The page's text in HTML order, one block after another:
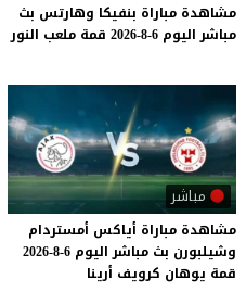
مشاهدة مباراة بنفيكا وهارتس بث
مباشر اليوم 6-8-2026 قمة ملعب النور
مباشر
مشاهدة مباراة أياكس أمستردام
وشيلبورن بث مباشر اليوم 6-8-2026
قمة يوهان كرويف أرينا